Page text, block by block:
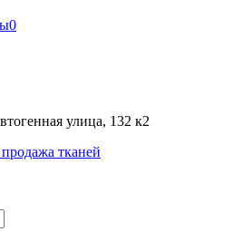
0
улица, 132 к2